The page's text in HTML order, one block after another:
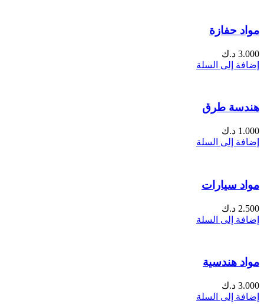
مواد حفازة
3.000 د.ك
إضافة إلى السلة
هندسة طرق
1.000 د.ك
إضافة إلى السلة
مواد سيارات
2.500 د.ك
إضافة إلى السلة
مواد هندسية
3.000 د.ك
إضافة إلى السلة